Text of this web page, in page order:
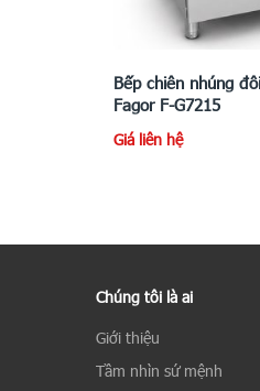
Bếp chiên nhúng
Fagor F-G7215
Giá liên hệ
Chúng tôi là ai
Giới thiệu
Tầm nhìn sứ mệnh